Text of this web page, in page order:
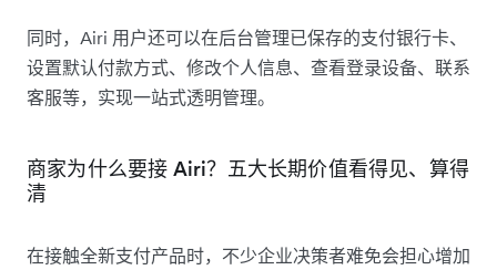
同时，Airi 用户还可以在后台管理已保存的支付银行卡、
设置默认付款方式、修改个人信息、查看登录设备、联系
客服等，实现一站式透明管理。
商家为什么要接 Airi？五大长期价值看得见、算得
清
在接触全新支付产品时，不少企业决策者难免会担心增加